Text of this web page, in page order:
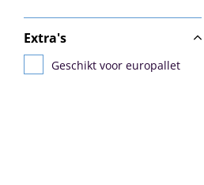
Extra's
Geschikt voor europallet